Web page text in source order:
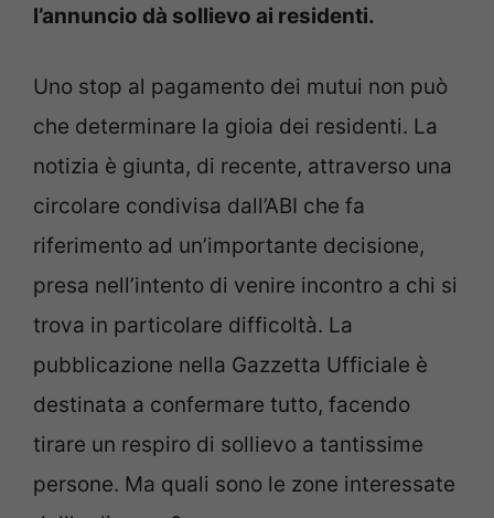
l’annuncio dà sollievo ai residenti.
Uno stop al pagamento dei mutui non può
che determinare la gioia dei residenti. La
notizia è giunta, di recente, attraverso una
circolare condivisa dall’ABI che fa
riferimento ad un’importante decisione,
presa nell’intento di venire incontro a chi si
trova in particolare difficoltà. La
pubblicazione nella Gazzetta Ufficiale è
destinata a confermare tutto, facendo
tirare un respiro di sollievo a tantissime
persone. Ma quali sono le zone interessate